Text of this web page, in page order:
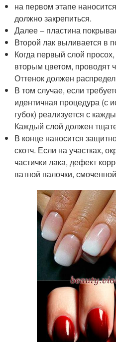
на первом этапе
должно закрепиться.
Далее – пластина
Второй лак выливается в
Когда первый слой
вторым цветом, проводят
Оттенок должен
В том случае, если
идентичная процедура (с
губок) реализуется с
Каждый слой должен
В конце наносится
скотч. Если на участках,
частички лака, дефект
ватной палочки,